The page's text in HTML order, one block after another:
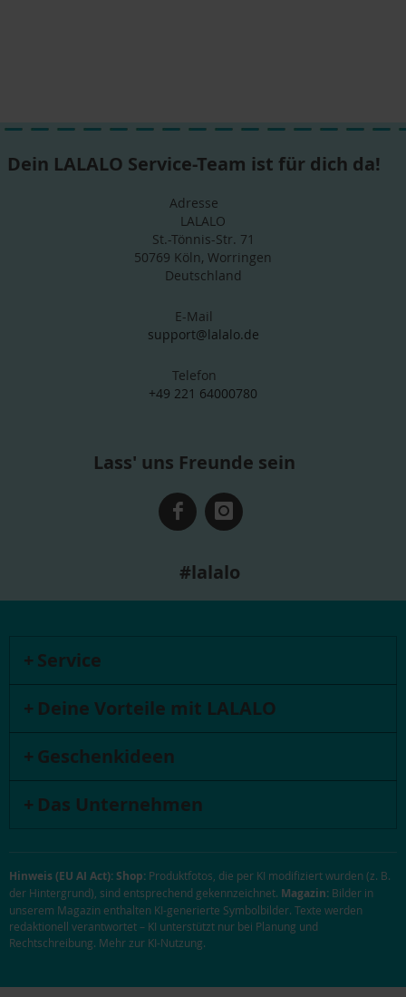
Dein LALALO Service-Team ist für dich da!
Adresse
LALALO
St.-Tönnis-Str. 71
50769 Köln, Worringen
Deutschland
E-Mail
support@lalalo.de
Telefon
+49 221 64000780
Lass' uns Freunde sein
#lalalo
Service
Deine Vorteile mit LALALO
Geschenkideen
Das Unternehmen
Hinweis (EU AI Act):Shop: Produktfotos, die per KI modifiziert wurden (z. B.
der Hintergrund), sind entsprechend gekennzeichnet. Magazin: Bilder in
unserem Magazin enthalten KI-generierte Symbolbilder. Texte werden
redaktionell verantwortet – KI unterstützt nur bei Planung und
Rechtschreibung. Mehr zur KI-Nutzung.